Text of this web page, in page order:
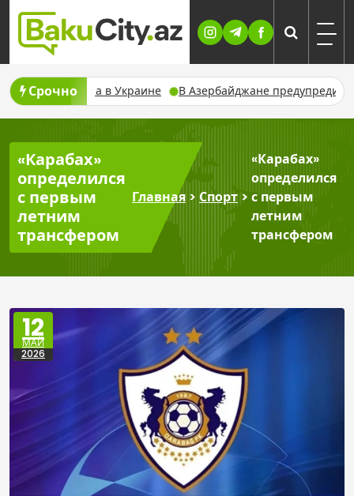
Skip
content
Срочно
дрона в Украине В Азербайджане предупредили о
«Карабах»
определился
с первым
летним
трансфером
Главная > Спорт>
«Карабах»
определился
с первым
летним
трансфером
12
МАЙ
2026